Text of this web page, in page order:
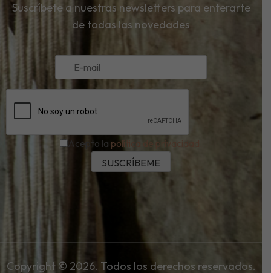
Suscríbete a nuestras newsletters para enterarte
de todas las novedades
Acepto la política de privacidad.
Copyright © 2026. Todos los derechos reservados.